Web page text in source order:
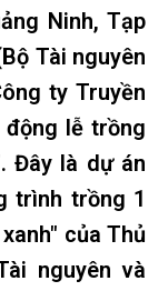
Ninh, Tạp
Tài nguyên
ty Truyền
lễ trồng
Đây là dự án
trình trồng 1
của Thủ
nguyên và